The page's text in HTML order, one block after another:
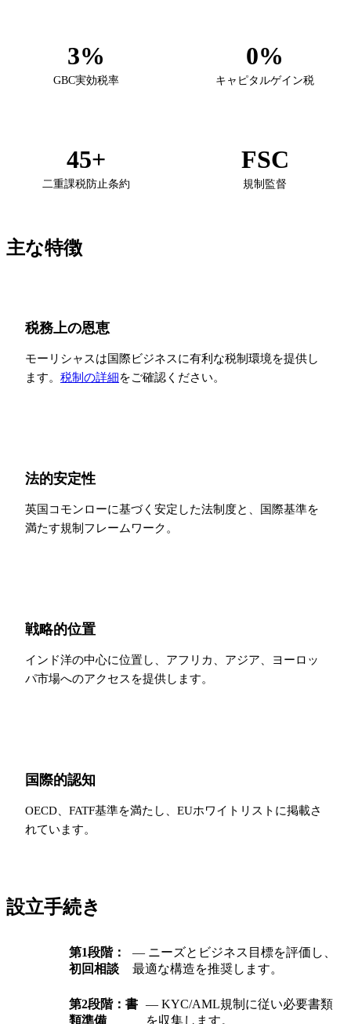
3%
GBC実効税率
0%
キャピタルゲイン税
45+
二重課税防止条約
FSC
規制監督
主な特徴
税務上の恩恵
モーリシャスは国際ビジネスに有利な税制環境を提供し
ます。 税制の詳細をご確認ください。
法的安定性
英国コモンローに基づく安定した法制度と、国際基準を
満たす規制フレームワーク。
戦略的位置
インド洋の中心に位置し、アフリカ、アジア、ヨーロッ
パ市場へのアクセスを提供します。
国際的認知
OECD、FATF基準を満たし、EUホワイトリストに掲載さ
れています。
設立手続き
第1段階：
初回相談
— ニーズとビジネス目標を評価し、
最適な構造を推奨します。
第2段階：書
類準備
— KYC/AML規制に従い必要書類
を収集します。